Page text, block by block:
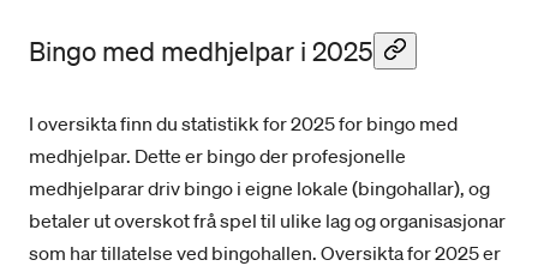
Les meir om bingo med og utan medhjelpar.
Bingo med medhjelpar i 2025
I oversikta finn du statistikk for 2025 for bingo med
medhjelpar. Dette er bingo der profesjonelle
medhjelparar driv bingo i eigne lokale (bingohallar), og
betaler ut overskot frå spel til ulike lag og organisasjonar
som har tillatelse ved bingohallen. Oversikta for 2025 er